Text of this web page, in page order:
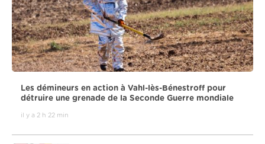
Les démineurs en action à Vahl-lès-Bénestroff pour
détruire une grenade de la Seconde Guerre mondiale
il y a 2 h 22 min